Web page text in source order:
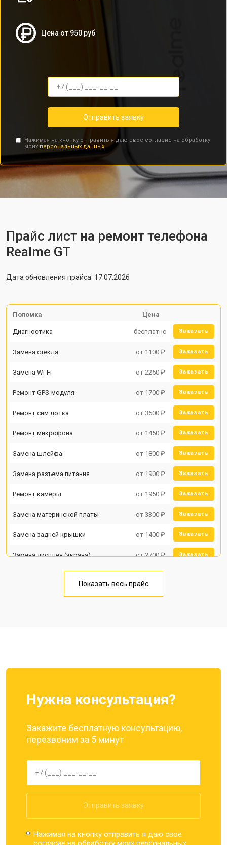
Цена от 950 руб
Отправить заявку
Нажимая на кнопку отправить я даю свое согласие на обработку
моих персональных данных.
Прайс лист на ремонт телефона
Realme GT
Дата обновления прайса: 17.07.2026
Поломка Цена
Диагностика бесплатно Заказать
Замена стекла от 1100 ₽ Заказать
Замена Wi-Fi от 2250 ₽ Заказать
Ремонт GPS-модуля от 1700 ₽ Заказать
Ремонт сим лотка от 3500 ₽ Заказать
Ремонт микрофона от 1450 ₽ Заказать
Замена шлейфа от 1800 ₽ Заказать
Замена разъема питания от 1900 ₽ Заказать
Ремонт камеры от 1950 ₽ Заказать
Замена материнской платы от 3300 ₽ Заказать
Замена задней крышки от 1400 ₽ Заказать
Замена дисплея (экрана) от 2700 ₽ Заказать
Замена кнопки включения от 1750 ₽
Показать весь прайс
Нужна консультация?
Закажите бесплатную консультацию,
перезвоним за 5 минут
Отправить заявку
Нажимая на кнопку отправить я даю свое